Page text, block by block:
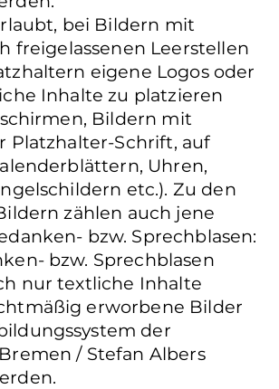
bei Bildern mit
freigelassenen Leerstellen
eigene Logos oder
Inhalte zu platzieren
Bildern mit
Platzhalter-Schrift, auf
Uhren,
etc.). Zu den
zählen auch jene
bzw. Sprechblasen:
bzw. Sprechblasen
nur textliche Inhalte
erworbene Bilder
der
/ Stefan Albers